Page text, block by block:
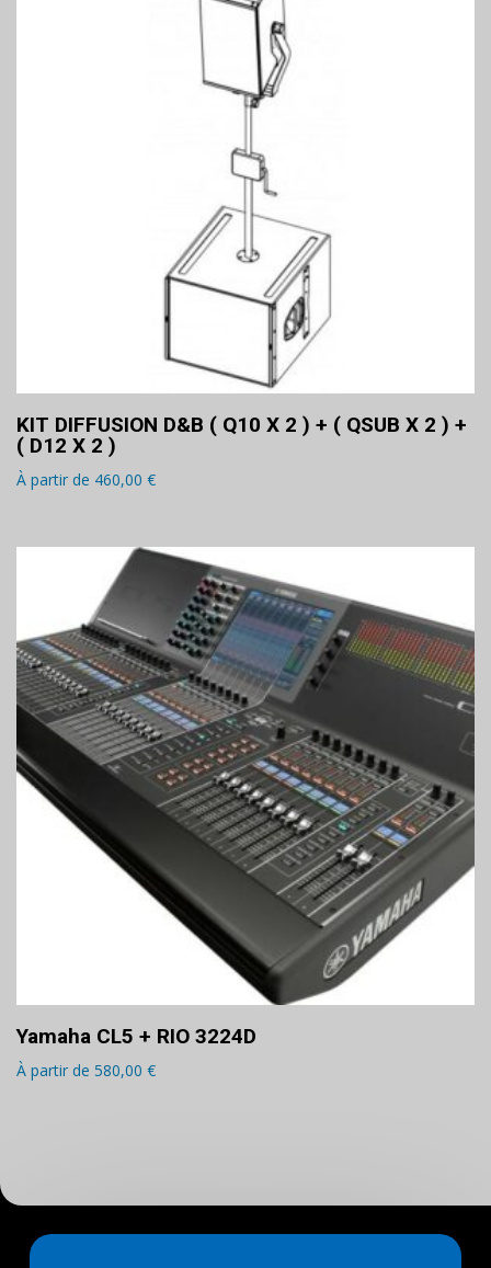
KIT DIFFUSION D&B ( Q10 X 2 ) + ( QSUB X 2 ) +
( D12 X 2 )
À partir de 460,00 €
Yamaha CL5 + RIO 3224D
À partir de 580,00 €